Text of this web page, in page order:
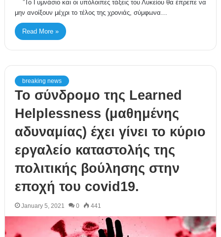
”Το Γυμνάσιο και οι υπόλοιπες τάξεις του Λυκείου θα έπρεπε να
μην ανοίξουν μέχρι το τέλος της χρονιάς, σύμφωνα…
Read More »
breaking news
Το σύνδρομο της Learned
Helplessness (μαθημένης
αδυναμίας) έχει γίνει το κύριο
εργαλείο καταστολής της
πολιτικής βούλησης στην
εποχή του covid19.
January 5, 2021 0 441